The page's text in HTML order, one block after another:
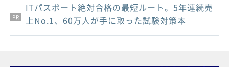
PR
PR
PR
ITパスポート絶対合格の最短ルート。5年連続売
上No.1、60万人が手に取った試験対策本